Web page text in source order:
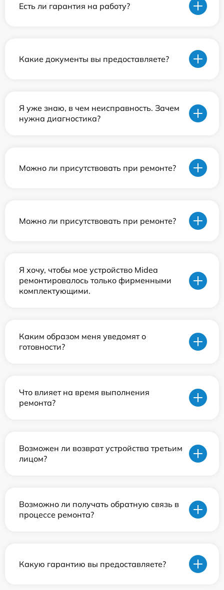
Есть ли гарантия на работу?
Какие документы вы предоставляете?
Я уже знаю, в чем неисправность. Зачем
нужна диагностика?
Можно ли присутствовать при ремонте?
Можно ли присутствовать при ремонте?
Я хочу, чтобы мое устройство Midea
ремонтировалось только фирменными
комплектующими.
Каким образом меня уведомят о
готовности?
Что влияет на время выполнения
ремонта?
Возможен ли возврат устройства третьим
лицом?
Возможно ли получать обратную связь в
процессе ремонта?
Какую гарантию вы предоставляете?